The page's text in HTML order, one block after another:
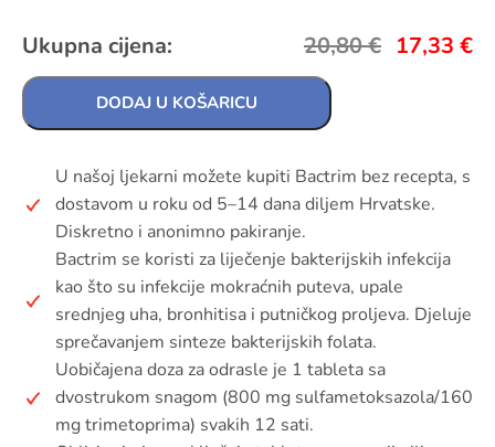
Ukupna cijena: 20,80€ 17,33 €
DODAJ U KOŠARICU
U našoj ljekarni možete kupiti Bactrim bez recepta, s
dostavom u roku od 5–14 dana diljem Hrvatske.
Diskretno i anonimno pakiranje.
Bactrim se koristi za liječenje bakterijskih infekcija
kao što su infekcije mokraćnih puteva, upale
srednjeg uha, bronhitisa i putničkog proljeva. Djeluje
sprečavanjem sinteze bakterijskih folata.
Uobičajena doza za odrasle je 1 tableta sa
dvostrukom snagom (800 mg sulfametoksazola/160
mg trimetoprima) svakih 12 sati.